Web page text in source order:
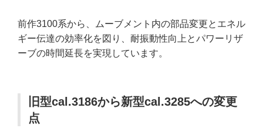
前作3100系から、ムーブメント内の部品変更とエネル
ギー伝達の効率化を図り、耐振動性向上とパワーリザ
ーブの時間延長を実現しています。
旧型cal.3186から新型cal.3285への変更
点